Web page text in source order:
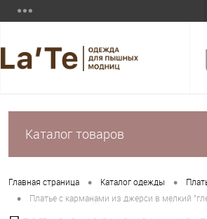
Каталог товаров
Главная страница • Каталог одежды •
• Платье с карманами из джерси в мелкий